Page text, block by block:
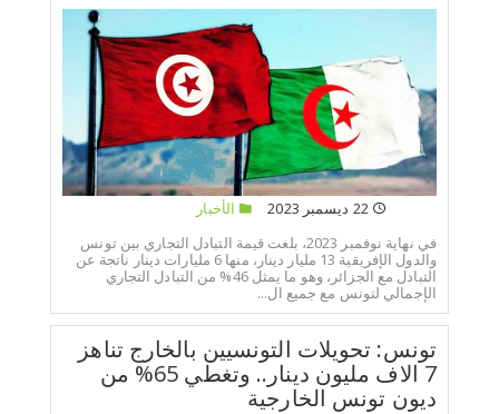
22 ديسمبر 2023
الأخبار
في نهاية نوفمبر 2023، بلغت قيمة التبادل التجاري بين تونس
والدول الإفريقية 13 مليار دينار، منها 6 مليارات دينار ناتجة عن
التبادل مع الجزائر، وهو ما يمثل 46% من التبادل التجاري
الإجمالي لتونس مع جميع ال...
تونس: تحويلات التونسيين بالخارج تناهز
7 الاف مليون دينار.. وتغطي 65% من
ديون تونس الخارجية